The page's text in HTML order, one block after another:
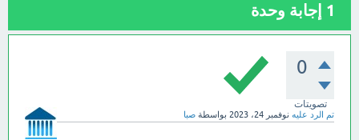
1 إجابة وحدة
0
تصويتات
تم الرد عليه نوفمبر 24، 2023 بواسطة صبا